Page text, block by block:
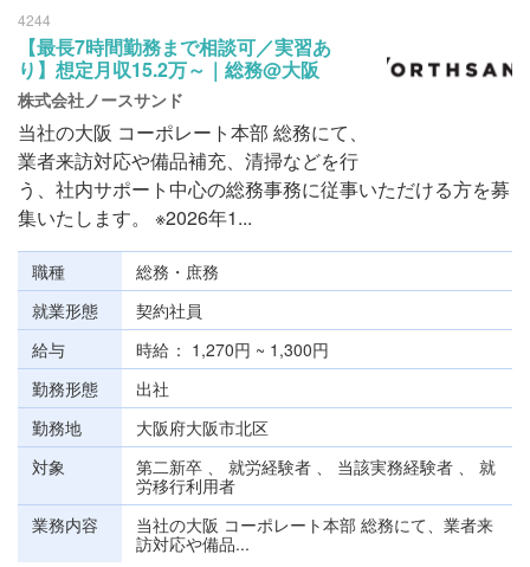
4244
【最長7時間勤務まで相談可／実習あ
り】想定月収15.2万～｜総務@大阪
株式会社ノースサンド
当社の大阪 コーポレート本部 総務にて、
業者来訪対応や備品補充、清掃などを行
う、社内サポート中心の総務事務に従事いただける方を募
集いたします。 ※2026年1...
職種
総務・庶務
就業形態
契約社員
給与
時給
1,270円 ~ 1,300円
勤務形態
出社
勤務地
大阪府大阪市北区
対象
第二新卒 、 就労経験者 、 当該実務経験者 、 就
労移行利用者
業務内容
当社の大阪 コーポレート本部 総務にて、業者来
訪対応や備品...